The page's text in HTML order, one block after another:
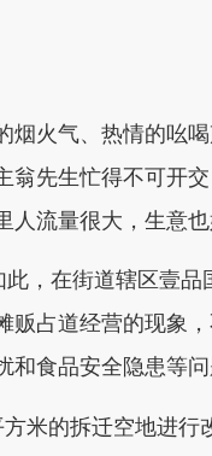
火气、热情的吆喝
先生忙得不可开
人流量很大，生意也
，在街道辖区壹品
贩占道经营的现象
食品安全隐患等问
米的拆迁空地进行